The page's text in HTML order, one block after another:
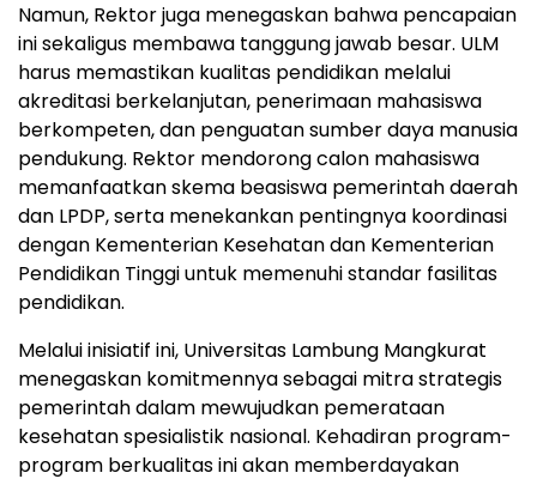
Namun, Rektor juga menegaskan bahwa pencapaian
ini sekaligus membawa tanggung jawab besar. ULM
harus memastikan kualitas pendidikan melalui
akreditasi berkelanjutan, penerimaan mahasiswa
berkompeten, dan penguatan sumber daya manusia
pendukung. Rektor mendorong calon mahasiswa
memanfaatkan skema beasiswa pemerintah daerah
dan LPDP, serta menekankan pentingnya koordinasi
dengan Kementerian Kesehatan dan Kementerian
Pendidikan Tinggi untuk memenuhi standar fasilitas
pendidikan.
Melalui inisiatif ini, Universitas Lambung Mangkurat
menegaskan komitmennya sebagai mitra strategis
pemerintah dalam mewujudkan pemerataan
kesehatan spesialistik nasional. Kehadiran program-
program berkualitas ini akan memberdayakan